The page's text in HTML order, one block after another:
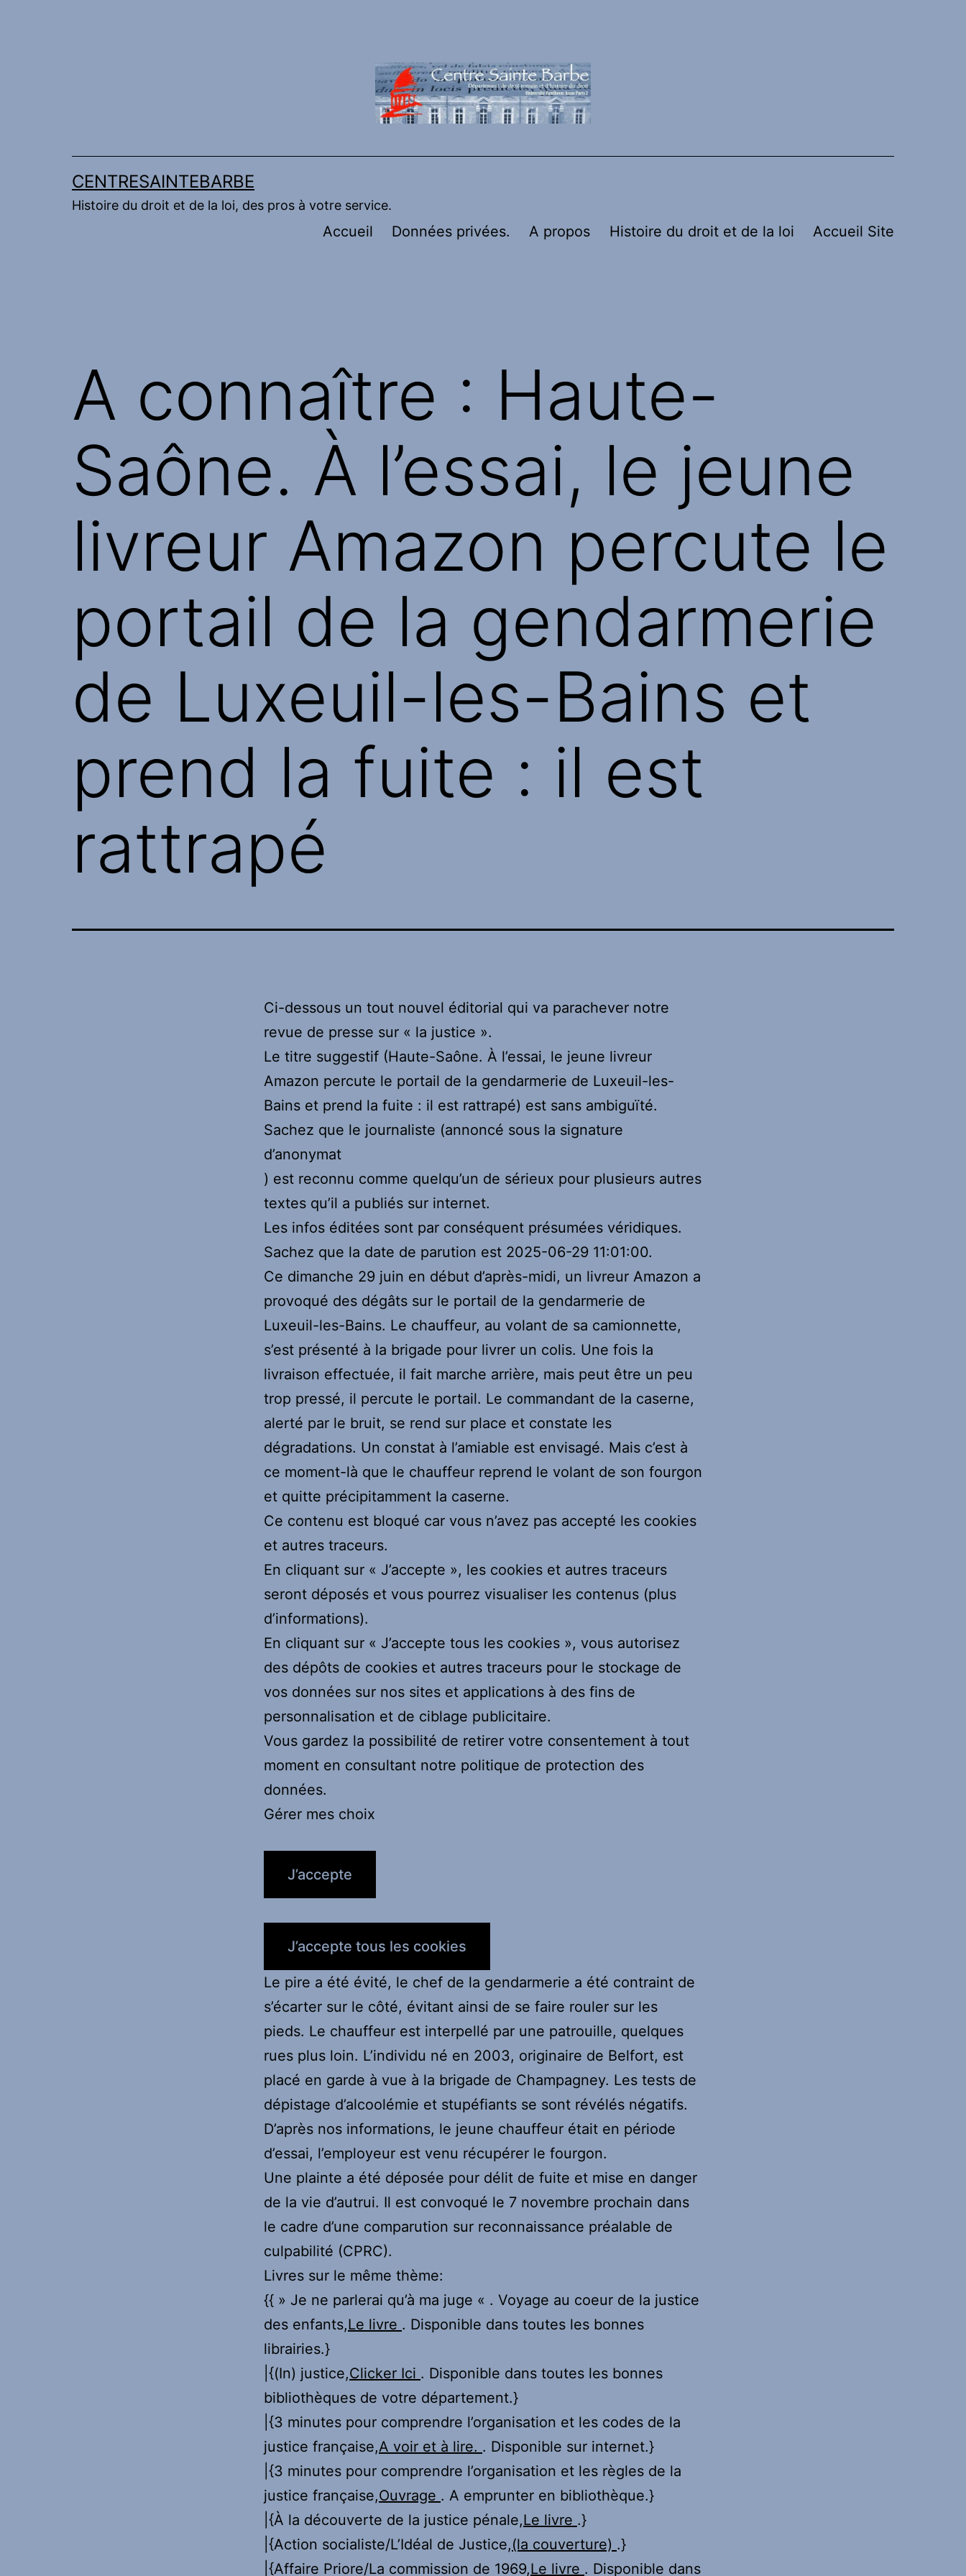
CENTRESAINTEBARBE
Histoire du droit et de la loi, des pros à votre service.
Accueil Données privées. A propos Histoire du droit et de la loi Accueil Site
A connaître : Haute-
Saône. À l’essai, le jeune
livreur Amazon percute le
portail de la gendarmerie
de Luxeuil-les-Bains et
prend la fuite : il est
rattrapé
Ci-dessous un tout nouvel éditorial qui va parachever notre
revue de presse sur « la justice ».
Le titre suggestif (Haute-Saône. À l’essai, le jeune livreur
Amazon percute le portail de la gendarmerie de Luxeuil-les-
Bains et prend la fuite : il est rattrapé) est sans ambiguïté.
Sachez que le journaliste (annoncé sous la signature
d’anonymat
) est reconnu comme quelqu’un de sérieux pour plusieurs autres
textes qu’il a publiés sur internet.
Les infos éditées sont par conséquent présumées véridiques.
Sachez que la date de parution est 2025-06-29 11:01:00.
Ce dimanche 29 juin en début d’après-midi, un livreur Amazon a
provoqué des dégâts sur le portail de la gendarmerie de
Luxeuil-les-Bains. Le chauffeur, au volant de sa camionnette,
s’est présenté à la brigade pour livrer un colis. Une fois la
livraison effectuée, il fait marche arrière, mais peut être un peu
trop pressé, il percute le portail. Le commandant de la caserne,
alerté par le bruit, se rend sur place et constate les
dégradations. Un constat à l’amiable est envisagé. Mais c’est à
ce moment-là que le chauffeur reprend le volant de son fourgon
et quitte précipitamment la caserne.
Ce contenu est bloqué car vous n’avez pas accepté les cookies
et autres traceurs.
En cliquant sur « J’accepte », les cookies et autres traceurs
seront déposés et vous pourrez visualiser les contenus (plus
d’informations).
En cliquant sur « J’accepte tous les cookies », vous autorisez
des dépôts de cookies et autres traceurs pour le stockage de
vos données sur nos sites et applications à des fins de
personnalisation et de ciblage publicitaire.
Vous gardez la possibilité de retirer votre consentement à tout
moment en consultant notre politique de protection des
données.
Gérer mes choix
J’accepte
J’accepte tous les cookies
Le pire a été évité, le chef de la gendarmerie a été contraint de
s’écarter sur le côté, évitant ainsi de se faire rouler sur les
pieds. Le chauffeur est interpellé par une patrouille, quelques
rues plus loin. L’individu né en 2003, originaire de Belfort, est
placé en garde à vue à la brigade de Champagney. Les tests de
dépistage d’alcoolémie et stupéfiants se sont révélés négatifs.
D’après nos informations, le jeune chauffeur était en période
d’essai, l’employeur est venu récupérer le fourgon.
Une plainte a été déposée pour délit de fuite et mise en danger
de la vie d’autrui. Il est convoqué le 7 novembre prochain dans
le cadre d’une comparution sur reconnaissance préalable de
culpabilité (CPRC).
Livres sur le même thème:
{{ » Je ne parlerai qu’à ma juge « . Voyage au coeur de la justice
des enfants,Le livre . Disponible dans toutes les bonnes
librairies.}
|{(In) justice,Clicker Ici . Disponible dans toutes les bonnes
bibliothèques de votre département.}
|{3 minutes pour comprendre l’organisation et les codes de la
justice française,A voir et à lire. . Disponible sur internet.}
|{3 minutes pour comprendre l’organisation et les règles de la
justice française,Ouvrage . A emprunter en bibliothèque.}
|{À la découverte de la justice pénale,Le livre .}
|{Action socialiste/L’Idéal de Justice,(la couverture) .}
|{Affaire Priore/La commission de 1969,Le livre . Disponible dans